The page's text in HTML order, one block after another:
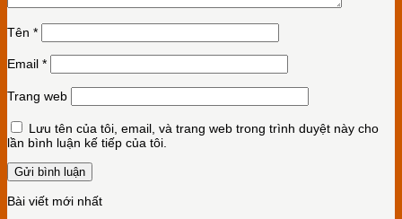
Tên *
Email *
Trang web
Lưu tên của tôi, email, và trang web trong trình duyệt này cho
lần bình luận kế tiếp của tôi.
Bài viết mới nhất